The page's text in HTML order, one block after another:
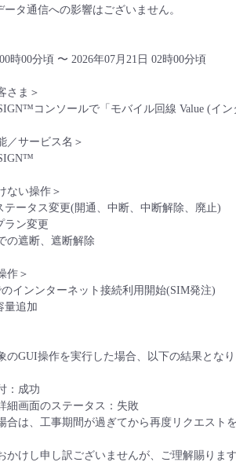
タ通信への影響はございません。
時00分頃 〜 2026年07月21日 02時00分頃
さま＞
SIGN™コンソールで「モバイル回線 Value (イ
／サービス名＞
ない操作＞
テータス変更(開通、中断、中断解除、廃止)
ラン変更
の遮断、遮断解除
作＞
のインンターネット接続利用開始(SIM発注)
量追加
のGUI操作を実行した場合、以下の結果となり
：成功
細画面のステータス：失敗
合は、工事期間が過ぎてから再度リクエスト
かけし申し訳ございませんが、ご理解賜りま